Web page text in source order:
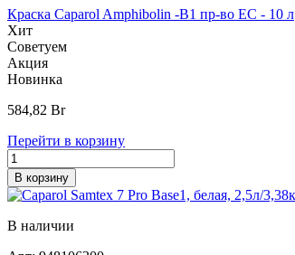
Краска Caparol Amphibolin -B1 пр-во EC - 10 л
Хит
Советуем
Акция
Новинка
584,82 Br
Перейти в корзину
В корзину
В наличии